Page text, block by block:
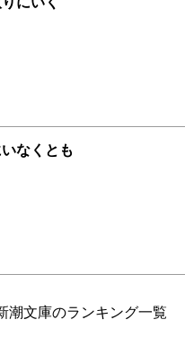
なくとも
潮文庫のランキング一覧